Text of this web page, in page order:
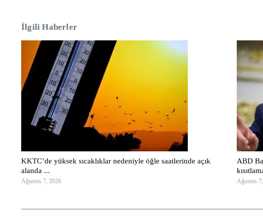
İlgili Haberler
KKTC’de yüksek sıcaklıklar nedeniyle öğle saatlerinde açık
alanda ...
Ağustos 7, 2026
ABD
Ağustos